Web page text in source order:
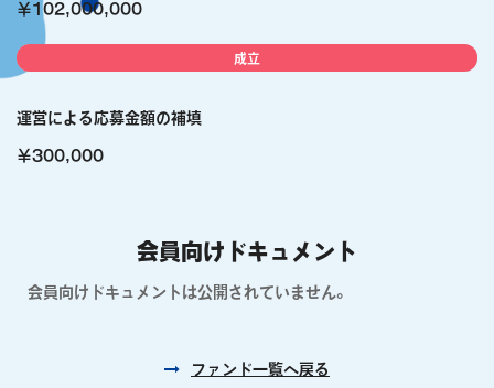
￥102,000,000
成立
運営による応募金額の補填
￥300,000
会員向けドキュメント
会員向けドキュメントは公開されていません。
ファンド一覧へ戻る